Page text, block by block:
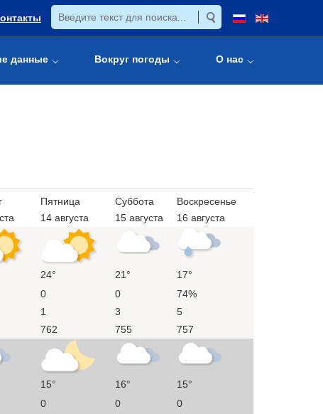
данные Вокруг погоды О нас
Пятница
14 августа
Суббота
15 августа
Воскресенье
16 августа
24° 21°
17°
0 0
74%
1 3
5
762 755 757
15° 16°
15°
0 0
0